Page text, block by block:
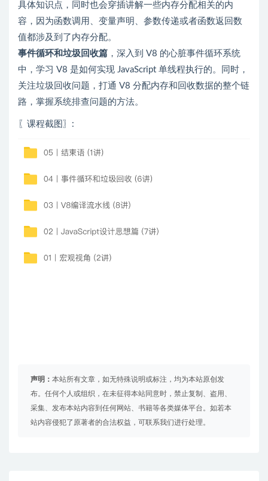
具体知识点，同时也会穿插讲解一些内存分配相关的内
容，因为函数调用、变量声明、参数传递或者函数返回数
值都涉及到了内存分配。
事件循环和垃圾回收篇 ，深入到 V8 的心脏事件循环系统
中，学习 V8 是如何实现 JavaScript 单线程执行的。同时，
关注垃圾回收问题，打通 V8 分配内存和回收数据的整个链
路，掌握系统排查问题的方法。
〖课程截图〗 :
声明： 本站所有文章，如无特殊说明或标注，均为本站原创发
布。任何个人或组织，在未征得本站同意时，禁止复制、盗用、
采集、发布本站内容到任何网站、书籍等各类媒体平台。如若本
站内容侵犯了原著者的合法权益，可联系我们进行处理。